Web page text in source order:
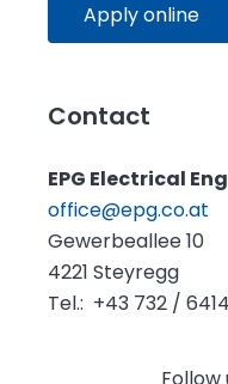
Apply online
Contact
EPG Electrical
office@epg.co.at
Gewerbeallee 10
4221 Steyregg
Tel.: +43 732 /